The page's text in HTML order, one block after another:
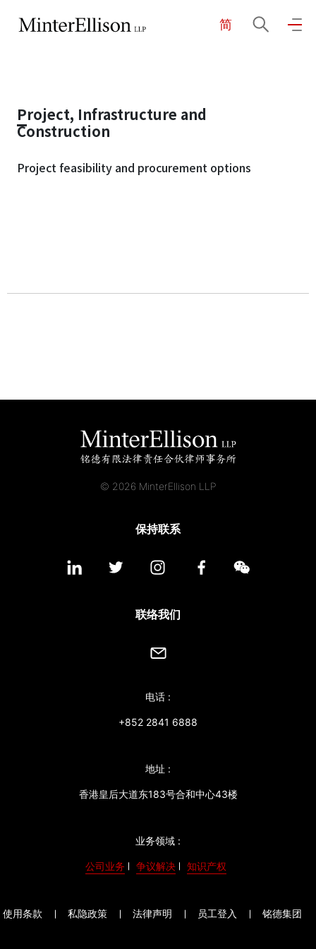
简
业务领域
最新消息
地点
Project, Infrastructure and
Construction
Project feasibility and procurement options
© 2026 MinterEllison LLP
保持联系
联络我们
电话 :
+852 2841 6888
地址 :
香港皇后大道东183号合和中心43楼
业务领域 :
公司业务 争议解决 知识产权
使用条款 私隐政策 法律声明 员工登入 铭德集团